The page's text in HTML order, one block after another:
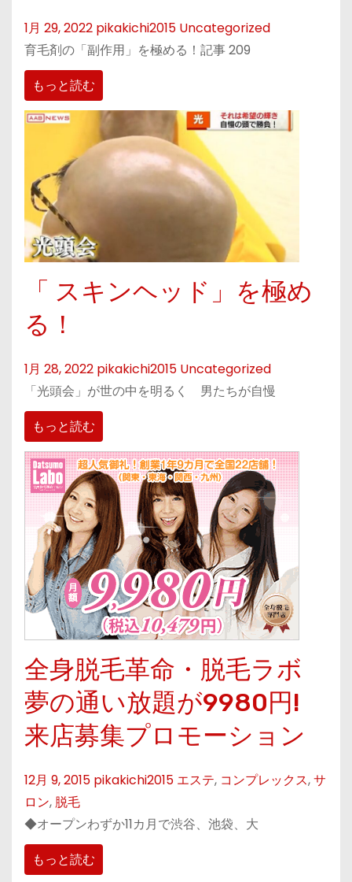
1月 29, 2022 pikakichi2015 Uncategorized
育毛剤の「副作用」を極める！記事 209
もっと読む
「 スキンヘッド」を極め
る！
1月 28, 2022 pikakichi2015 Uncategorized
「光頭会」が世の中を明るく 男たちが自慢
もっと読む
全身脱毛革命・脱毛ラボ
夢の通い放題が9980円!
来店募集プロモーション
12月 9, 2015 pikakichi2015 エステ, コンプレックス,サ
ロン,脱毛
◆オープンわずか11カ月で渋谷、池袋、大
もっと読む